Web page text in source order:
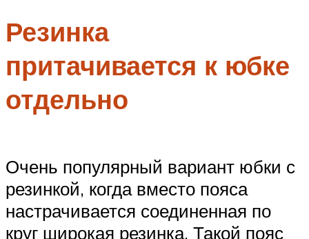
Резинка
притачивается к юбке
отдельно
Очень популярный вариант юбки с
резинкой, когда вместо пояса
настрачивается соединенная по
круг широкая резинка. Такой пояс